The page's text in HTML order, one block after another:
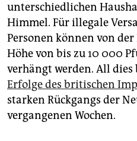
unterschiedlichen
Himmel. Für illegale
Personen können von
Höhe von bis zu 10 000
verhängt werden. All
Erfolge des britischen
starken Rückgangs der
vergangenen Wochen.